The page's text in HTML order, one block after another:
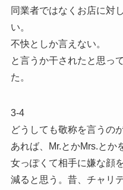
同業者ではなくお店に対
い。
不快としか言えない。
と言うか干されたと思っ
た。
3-4
どうしても敬称を言うの
あれば、Mr.とかMrs.と
女っぽくて相手に嫌な顔
減ると思う。昔、チャリ